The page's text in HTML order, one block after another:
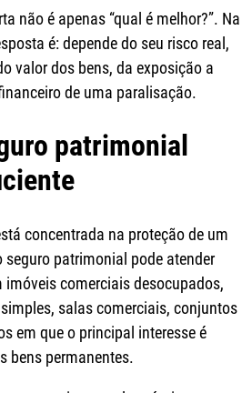
não é apenas “qual é melhor?”. Na
é: depende do seu risco real,
valor dos bens, da exposição a
de uma paralisação.
patrimonial
concentrada na proteção de um
patrimonial pode atender
imóveis comerciais desocupados,
salas comerciais, conjuntos
em que o principal interesse é
bens permanentes.